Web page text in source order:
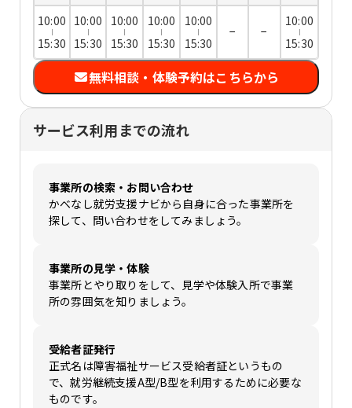
10:00
15:30
10:00
15:30
10:00
15:30
10:00
15:30
10:00
15:30
− −
10:00
15:30
無料相談・体験予約はこちらから
サービス利用までの流れ
事業所の検索・お問い合わせ
かべなし就労支援ナビから自身に合った事業所を
探して、問い合わせをしてみましょう。
事業所の見学・体験
事業所とやり取りをして、見学や体験入所で事業
所の雰囲気を知りましょう。
受給者証発行
正式名は障害福祉サービス受給者証というもの
で、就労継続支援A型/B型を利用するために必要な
ものです。